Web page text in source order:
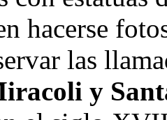
hacerse
las
y